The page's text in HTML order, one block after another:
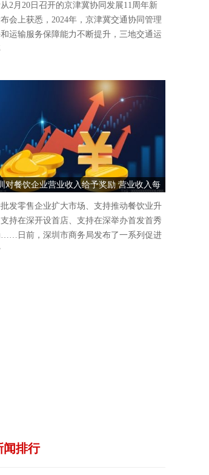
2月20日召开的京津冀协同发展11周年新
会上获悉，2024年，京津冀交通协同管理
运输服务保障能力不断提升，三地交通运
对餐饮企业营业收入给予奖励 营业收入每
1000万元奖励5万元
发零售企业扩大市场、支持推动餐饮业升
持在深开设首店、支持在深举办首发首秀
日前，深圳市商务局发布了一系列促进
闻排行